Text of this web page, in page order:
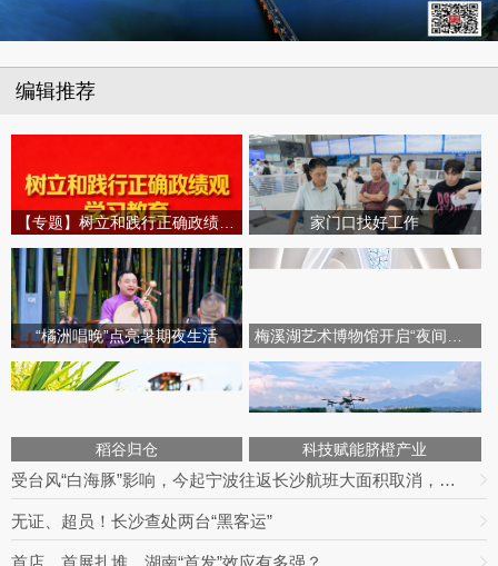
编辑推荐
家门口找好工作
“橘洲唱晚”点亮暑期夜生活
稻谷归仓 科技赋能脐橙产业
受台风“白海豚”影响，今起宁波往返长沙航班大面积取消，明日19趟次全部停飞｜出行早知道
无证、超员！长沙查处两台“黑客运”
首店、首展扎堆，湖南“首发”效应有多强？